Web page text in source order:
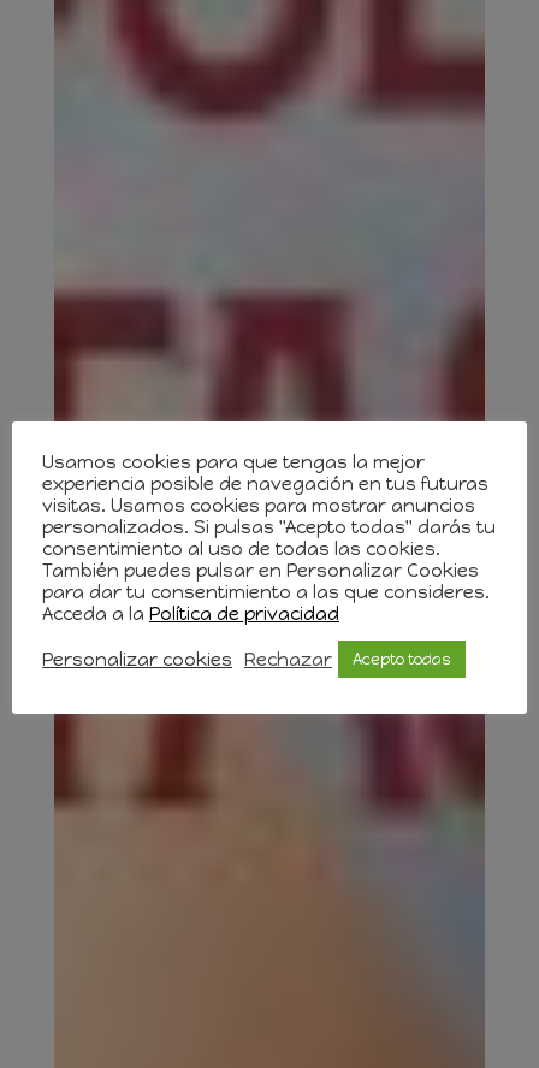
Usamos cookies para que tengas la mejor
experiencia posible de navegación en tus futuras
visitas. Usamos cookies para mostrar anuncios
personalizados. Si pulsas "Acepto todas" darás tu
consentimiento al uso de todas las cookies.
También puedes pulsar en Personalizar Cookies
para dar tu consentimiento a las que consideres.
Acceda a la Política de privacidad
Personalizar cookies Rechazar Acepto todas